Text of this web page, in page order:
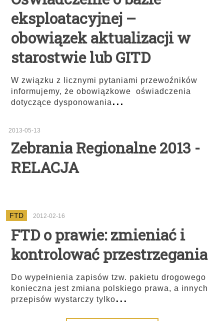
eksploatacyjnej –
obowiązek aktualizacji w
starostwie lub GITD
W związku z licznymi pytaniami przewoźników
informujemy, że obowiązkowe oświadczenia
dotyczące dysponowania...
2013-05-13
Zebrania Regionalne 2013 -
RELACJA
FTD 2012-02-16
FTD o prawie: zmieniać i
kontrolować przestrzegania
Do wypełnienia zapisów tzw. pakietu drogowego
konieczna jest zmiana polskiego prawa, a innych
przepisów wystarczy tylko...